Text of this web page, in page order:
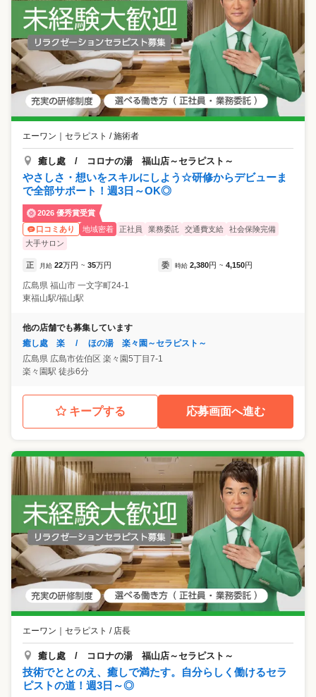
エーワン セラピスト / 施術者
癒し處 / コロナの湯 福山店～セラピスト～
やさしさ・想いをスキルにしよう☆研修からデビューま
で全部サポート！週3日～OK◎
2026 優秀賞受賞
口コミあり
地域密着 正社員 業務委託 交通費支給
社会保険完備
大手サロン
正 月給 22万円 ~ 35万円 委 時給 2,380円 ~ 4,150円
広島県 福山市 一文字町24-1
東福山駅/福山駅
他の店舗でも募集しています
癒し處 楽 / ほの湯 楽々園～セラピスト～
広島県 広島市佐伯区 楽々園5丁目7-1
楽々園駅 徒歩6分
キープする 応募画面へ進む
エーワン セラピスト / 店長
癒し處 / コロナの湯 福山店～セラピスト～
技術でととのえ、癒しで満たす。自分らしく働けるセラ
ピストの道！週3日～◎